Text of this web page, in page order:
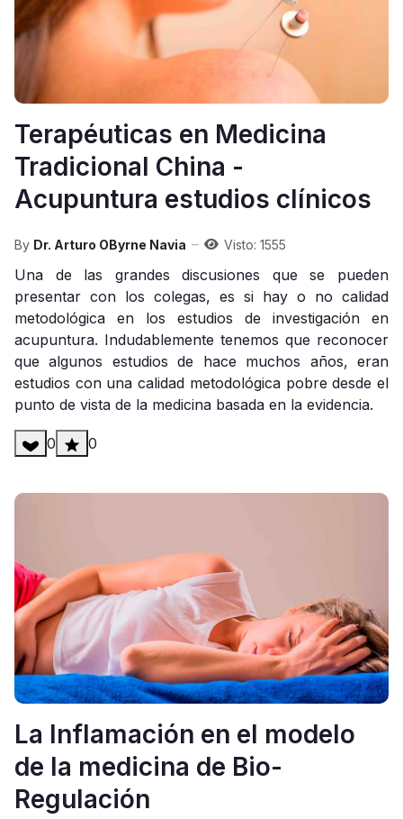
Terapéuticas en Medicina
Tradicional China -
Acupuntura estudios clínicos
By Dr. Arturo OByrne Navia Visto: 1555
Una de las grandes discusiones que se pueden
presentar con los colegas, es si hay o no calidad
metodológica en los estudios de investigación en
acupuntura. Indudablemente tenemos que reconocer
que algunos estudios de hace muchos años, eran
estudios con una calidad metodológica pobre desde el
punto de vista de la medicina basada en la evidencia.
0 0
La Inflamación en el modelo
de la medicina de Bio-
Regulación